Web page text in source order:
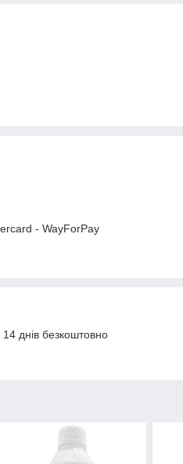
- WayForPay
днів безкоштовно